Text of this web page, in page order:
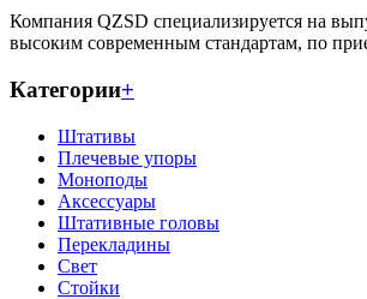
Компания QZSD специализируется на
высоким современным стандартам, по
Категории+
Штативы
Плечевые упоры
Моноподы
Аксессуары
Штативные головы
Перекладины
Свет
Стойки